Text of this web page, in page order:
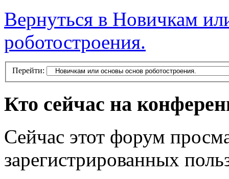
Вернуться в Новичкам
роботостроения.
Перейти:
Кто сейчас на
Сейчас этот форум
зарегистрированных